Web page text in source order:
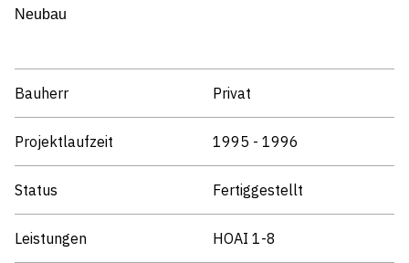
Neubau
Bauherr Privat
Projektlaufzeit 1995 - 1996
Status Fertiggestellt
Leistungen HOAI 1-8